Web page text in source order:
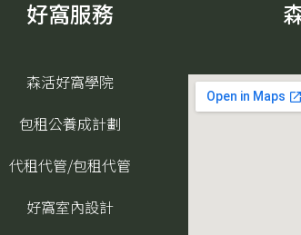
量
好窩服務
森活好窩學院
包租公養成計劃
代租代管/包租代管
好窩室內設計